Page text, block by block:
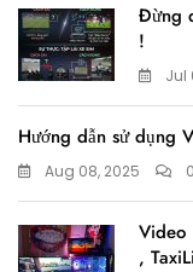
Đừng
!
Jul
Hướng dẫn sử dụng
Aug 08, 2025 0
Video
,